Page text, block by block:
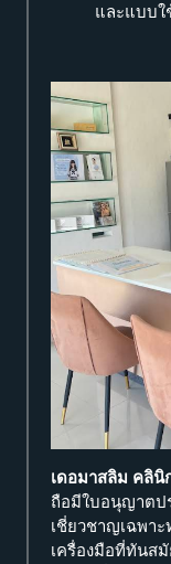
และแบบใ
เดอมาสลิม คลินิ
ถือมีใบอนุญาตป
เชี่ยวชาญเฉพา
เครื่องมือที่ทันส